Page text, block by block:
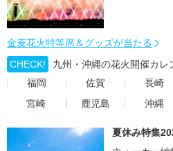
金麦花火特等席＆グッズが当たる
CHECK!
九州・沖縄の花火開催カレ
福岡
佐賀 長崎
宮崎
鹿児島 沖縄
夏休み特集